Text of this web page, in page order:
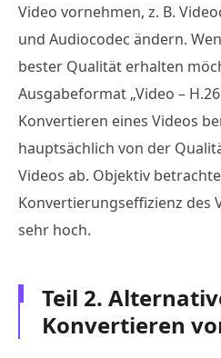
Video vornehmen, z. B.
und Audiocodec ändern.
bester Qualität erhalten
Ausgabeformat „Video –
Konvertieren eines Videos
hauptsächlich von der
Videos ab. Objektiv
Konvertierungseffizienz des
sehr hoch.
Teil 2.
Konvertieren